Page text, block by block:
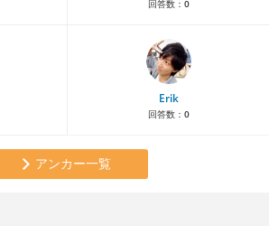
回答数： 0
Erik
回答数： 0
アンカー一覧